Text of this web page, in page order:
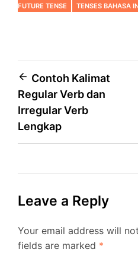
FUTURE TENSE TENSES BAHASA
Post
navigation
Contoh Kalimat
Regular Verb dan
Irregular Verb
Lengkap
Leave a Reply
Your email address will
fields are marked *